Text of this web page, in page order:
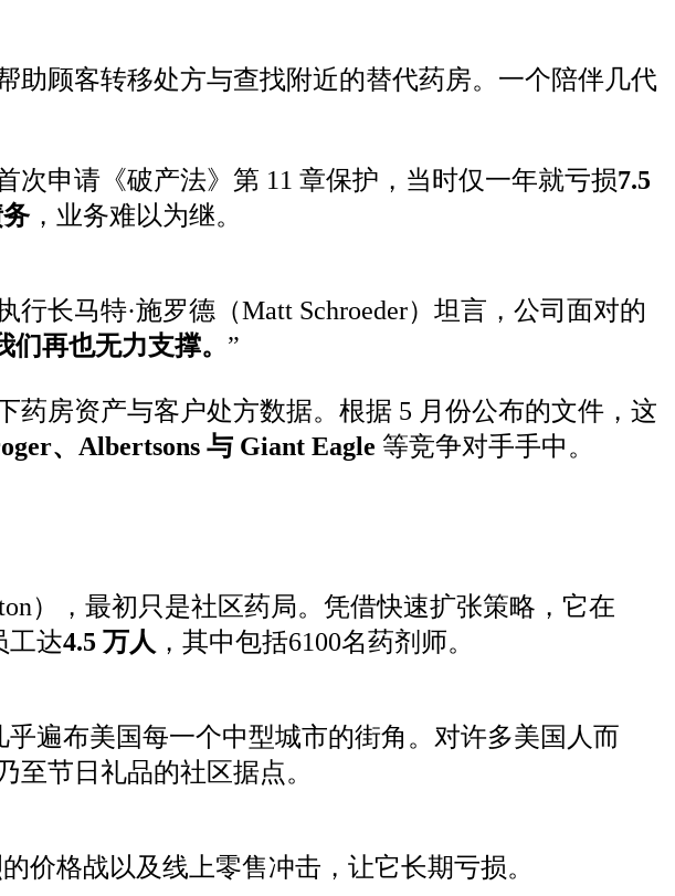
助顾客转移处方与查找附近的替代药房。一个陪伴几代
次申请《破产法》第 11 章保护，当时仅一年就亏损7.5
，业务难以为继。
长马特·施罗德（Matt Schroeder）坦言，公司面对的
再也无力支撑。 ”
药房资产与客户处方数据。根据 5 月份公布的文件，这
、Albertsons 与 Giant Eagle 等竞争对手手中。
），最初只是社区药局。凭借快速扩张策略，它在
工达4.5 万人 ，其中包括6100名药剂师。
乎遍布美国每一个中型城市的街角。对许多美国人而
节日礼品的社区据点。
价格战以及线上零售冲击，让它长期亏损。